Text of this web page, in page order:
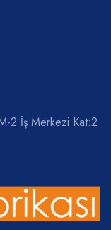
2 İş Merkezi Kat:2